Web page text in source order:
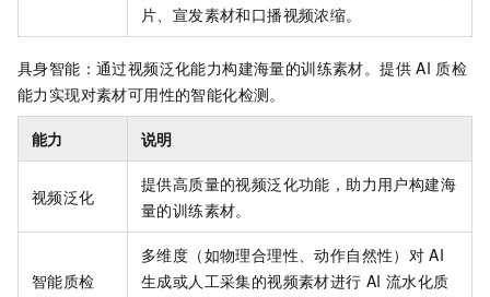
片、宣发素材和口播视频浓缩。
具身智能：通过视频泛化能力构建海量的训练素材。提供 AI 质检
能力实现对素材可用性的智能化检测。
能力 说明
视频泛化
提供高质量的视频泛化功能，助力用户构建海
量的训练素材。
智能质检
多维度（如物理合理性、动作自然性）对 AI
生成或人工采集的视频素材进行 AI 流水化质